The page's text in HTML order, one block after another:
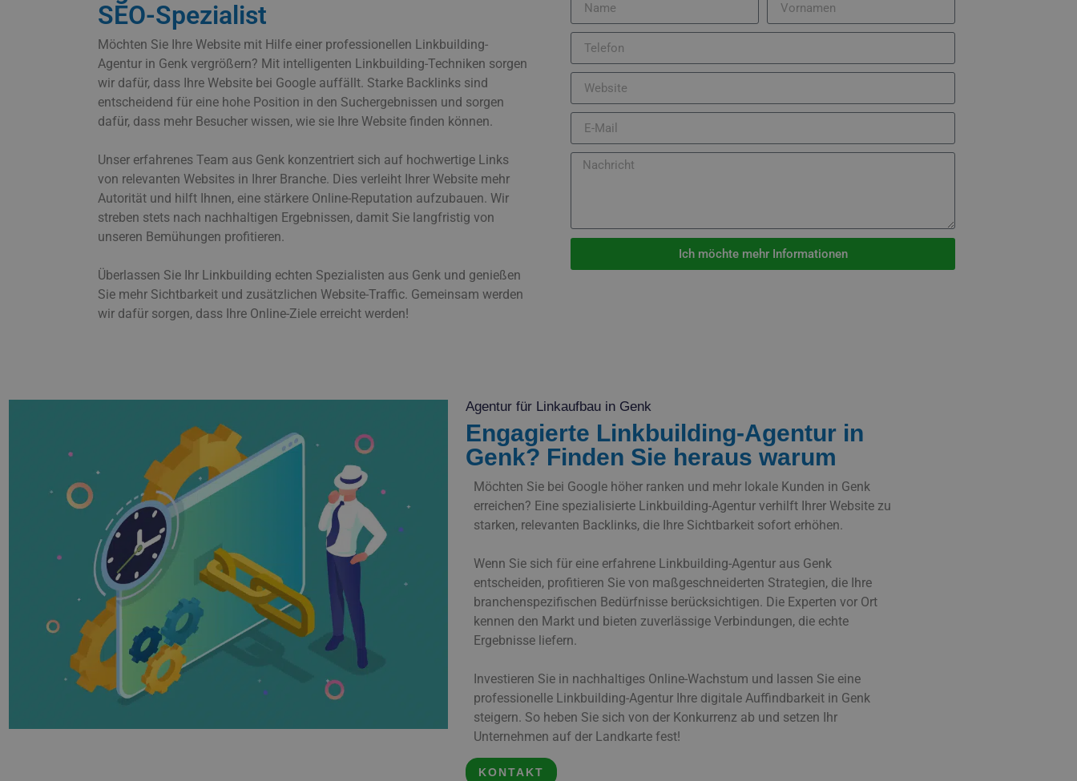
SEO-Spezialist
Möchten Sie Ihre Website mit Hilfe einer professionellen Linkbuilding-
Agentur in Genk vergrößern? Mit intelligenten Linkbuilding-Techniken sorgen
wir dafür, dass Ihre Website bei Google auffällt. Starke Backlinks sind
entscheidend für eine hohe Position in den Suchergebnissen und sorgen
dafür, dass mehr Besucher wissen, wie sie Ihre Website finden können.
Unser erfahrenes Team aus Genk konzentriert sich auf hochwertige Links
von relevanten Websites in Ihrer Branche. Dies verleiht Ihrer Website mehr
Autorität und hilft Ihnen, eine stärkere Online-Reputation aufzubauen. Wir
streben stets nach nachhaltigen Ergebnissen, damit Sie langfristig von
unseren Bemühungen profitieren.
Überlassen Sie Ihr Linkbuilding echten Spezialisten aus Genk und genießen
Sie mehr Sichtbarkeit und zusätzlichen Website-Traffic. Gemeinsam werden
wir dafür sorgen, dass Ihre Online-Ziele erreicht werden!
Ich möchte mehr Informationen
Agentur für Linkaufbau in Genk
Engagierte Linkbuilding-Agentur in
Genk? Finden Sie heraus warum
Möchten Sie bei Google höher ranken und mehr lokale Kunden in Genk
erreichen? Eine spezialisierte Linkbuilding-Agentur verhilft Ihrer Website zu
starken, relevanten Backlinks, die Ihre Sichtbarkeit sofort erhöhen.
Wenn Sie sich für eine erfahrene Linkbuilding-Agentur aus Genk
entscheiden, profitieren Sie von maßgeschneiderten Strategien, die Ihre
branchenspezifischen Bedürfnisse berücksichtigen. Die Experten vor Ort
kennen den Markt und bieten zuverlässige Verbindungen, die echte
Ergebnisse liefern.
Investieren Sie in nachhaltiges Online-Wachstum und lassen Sie eine
professionelle Linkbuilding-Agentur Ihre digitale Auffindbarkeit in Genk
steigern. So heben Sie sich von der Konkurrenz ab und setzen Ihr
Unternehmen auf der Landkarte fest!
KONTAKT